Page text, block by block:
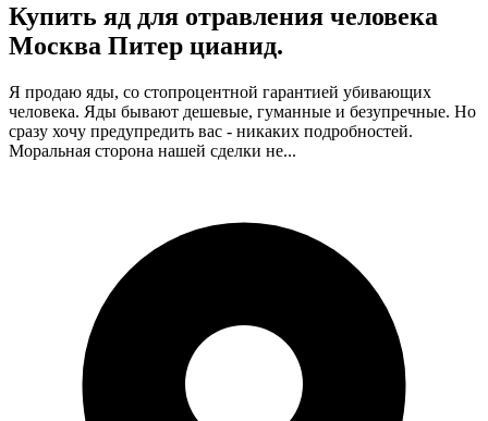
Купить яд для отравления человека
Москва Питер цианид.
Я продаю яды, со стопроцентной гарантией убивающих
человека. Яды бывают дешевые, гуманные и безупречные. Но
сразу хочу предупредить вас - никаких подробностей.
Моральная сторона нашей сделки не...